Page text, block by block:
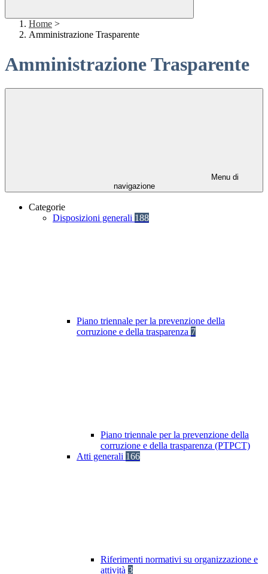
Home >
Amministrazione Trasparente
Amministrazione Trasparente
Menu di
navigazione
Categorie
Disposizioni generali 188
Piano triennale per la prevenzione della
corruzione e della trasparenza 7
Piano triennale per la prevenzione della
corruzione e della trasparenza (PTPCT)
Atti generali 166
Riferimenti normativi su organizzazione e
attività 3